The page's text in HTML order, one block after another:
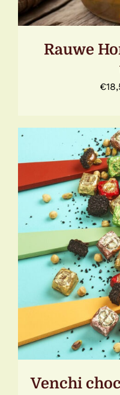
Rauwe
€
TOEVOEGEN
Venchi